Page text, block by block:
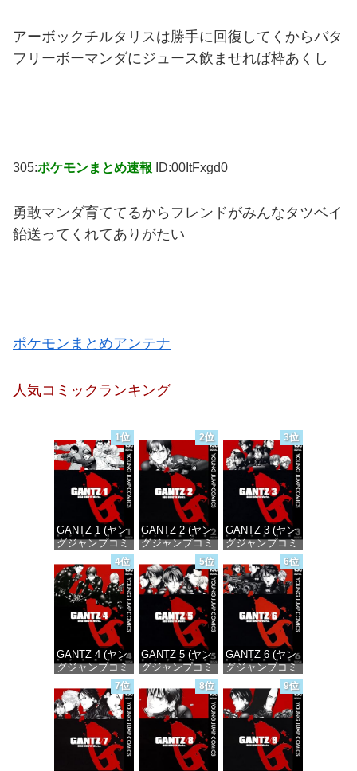
アーボックチルタリスは勝手に回復してくからバタ
フリーボーマンダにジュース飲ませれば枠あくし
305:ポケモンまとめ速報 ID:00ItFxgd0
勇敢マンダ育ててるからフレンドがみんなタツベイ
飴送ってくれてありがたい
ポケモンまとめアンテナ
人気コミックランキング
1位
GANTZ 1 (ヤン
グジャンプコミ
ックスDIGITAL)
価格：¥100
2位
GANTZ 2 (ヤン
グジャンプコミ
ックスDIGITAL)
価格：¥100
3位
GANTZ 3 (ヤン
グジャンプコミ
ックスDIGITAL)
価格：¥100
4位
GANTZ 4 (ヤン
グジャンプコミ
ックスDIGITAL)
価格：¥100
5位
GANTZ 5 (ヤン
グジャンプコミ
ックスDIGITAL)
価格：¥100
6位
GANTZ 6 (ヤン
グジャンプコミ
ックスDIGITAL)
価格：¥100
7位 8位 9位